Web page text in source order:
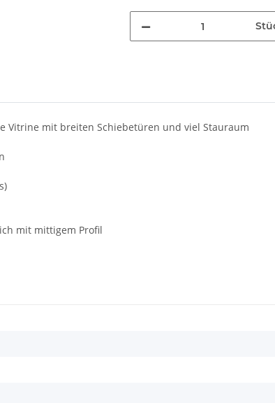
Vitrine mit breiten Schiebetüren und viel Stauraum
mit mittigem Profil